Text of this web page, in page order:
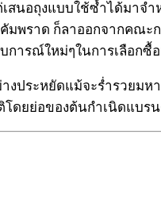
เสนอถุงแบบใช้ซ้ำได้มาจำ
มพราด ก็ลาออกจากคณ
บการณ์ใหม่ๆในการเลือกซื้
างประหยัดแม้จะร่ำรวย
ดยย่อของต้นกำเนิดแบร